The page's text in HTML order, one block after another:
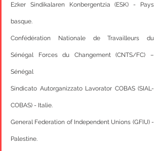
Ezker Sindikalaren Konbergentzia (ESK) - Pays
basque.
Confédération Nationale de Travailleurs du
Sénégal Forces du Changement (CNTS/FC) –
Sénégal
Sindicato Autorganizzato Lavorator COBAS (SIAL-
COBAS) - Italie.
General Federation of Independent Unions (GFIU) -
Palestine.